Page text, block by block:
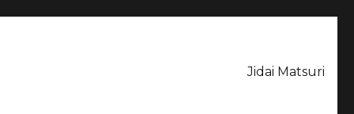
Jidai Matsuri